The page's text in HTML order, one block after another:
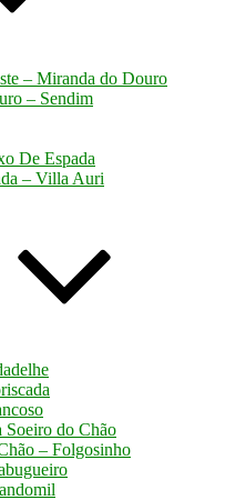
– Miranda do Douro
– Sendim
De Espada
– Villa Auri
Soeiro do Chão
– Folgosinho